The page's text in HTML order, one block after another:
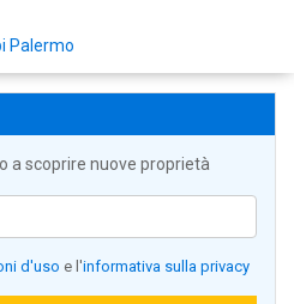
Palermo
a scoprire nuove proprietà
d'uso e l'informativa sulla privacy